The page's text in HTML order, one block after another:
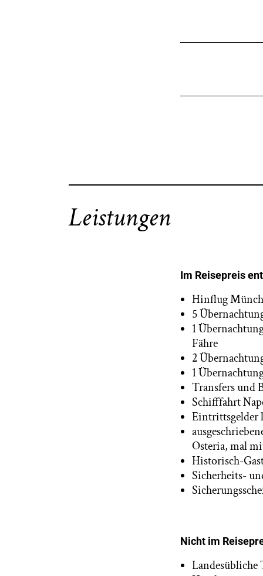
Leistungen
Im Reisepreis
Hinflug
5
1
Fähre
2
1
Transfers und
Schifffahrt
Eintrittsgelder
Osteria, mal
Historisch-
Sicherheits-
Nicht im
Landesübliche